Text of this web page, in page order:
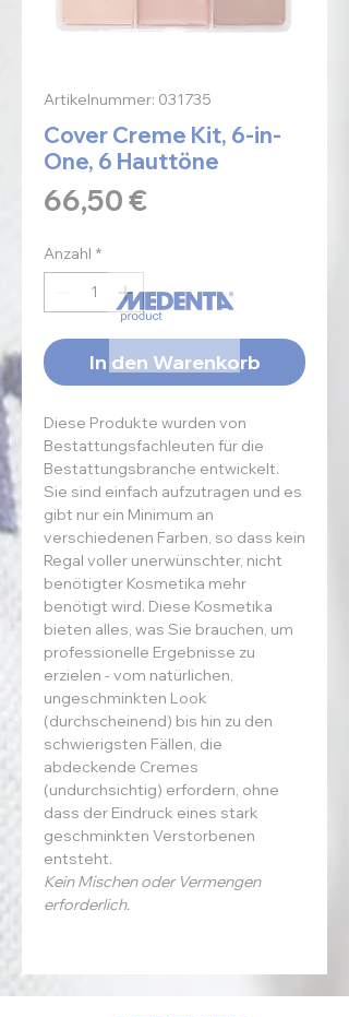
Artikelnummer: 031735
Cover Creme Kit, 6-in-
One, 6 Hauttöne
66,50 €Preis
Anzahl *
In den Warenkorb
Diese Produkte wurden von
Bestattungsfachleuten für die
Bestattungsbranche entwickelt.
Sie sind einfach aufzutragen und es
gibt nur ein Minimum an
verschiedenen Farben, so dass kein
Regal voller unerwünschter, nicht
benötigter Kosmetika mehr
benötigt wird. Diese Kosmetika
bieten alles, was Sie brauchen, um
professionelle Ergebnisse zu
erzielen - vom natürlichen,
ungeschminkten Look
(durchscheinend) bis hin zu den
schwierigsten Fällen, die
abdeckende Cremes
(undurchsichtig) erfordern, ohne
dass der Eindruck eines stark
geschminkten Verstorbenen
entsteht.
Kein Mischen oder Vermengen
erforderlich.